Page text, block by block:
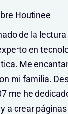
Houtinee
de la lectura
en
Me
mi familia.
me he
a crear